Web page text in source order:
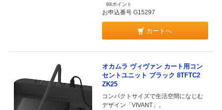
98ポイント
お申込番号 G15297
カートへ
オカムラ ヴィヴァン カート用コン
セントユニット ブラック 8TFTC2
ZK25
コンパクトサイズで生活空間になじむ
デザイン「VIVANT」。